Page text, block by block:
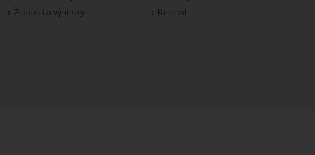
Žiadosti a výnimky
Kontakt